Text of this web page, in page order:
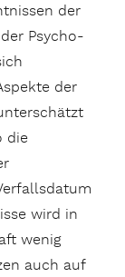
der
Psycho-
der
die
wird in
wenig
auch auf